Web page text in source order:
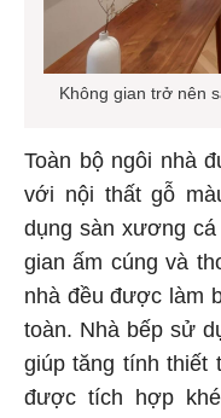
Không gian trở nên
Toàn bộ ngôi nhà
với nội thất gỗ
dụng sàn xương
gian ấm cúng và
nhà đều được làm
toàn. Nhà bếp sử
giúp tăng tính thiết
được tích hợp